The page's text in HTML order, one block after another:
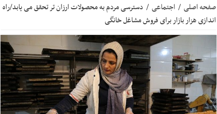
صفحه اصلی / اجتماعی / دسترسی مردم به محصولات ارزان تر تحقق می یابد/راه
اندازی هزار بازار برای فروش مشاغل خانگی